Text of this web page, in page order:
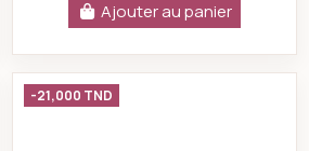
Ajouter au panier
- K-reine
-21,000 TND